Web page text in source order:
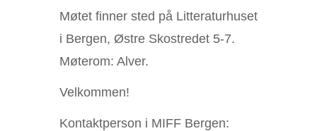
Møtet finner sted på Litteraturhuset
i Bergen, Østre Skostredet 5-7.
Møterom: Alver.
Velkommen!
Kontaktperson i MIFF Bergen: